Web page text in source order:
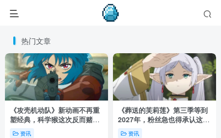
热门文章
《攻壳机动队》新动画不再重
塑经典，科学猴这次反而赌对
了！资讯
《葬送的芙莉莲》第三季等到
2027年，粉丝急也得承认这次
慢得有道理！
资讯